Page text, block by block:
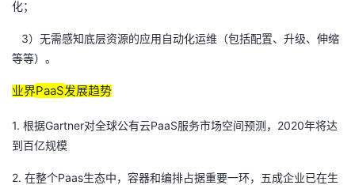
客
论
坛
的
圈
子
我
的
直
播
我
的
活
我
的
我
化；
3）无需感知底层资源的应用自动化运维（包括配置、升级、伸缩
等等）。
业界PaaS发展趋势
1. 根据Gartner对全球公有云PaaS服务市场空间预测， 2020年将达
到百亿规模
2. 在整个Paas生态中，容器和编排占据重要一环，五成企业已在生